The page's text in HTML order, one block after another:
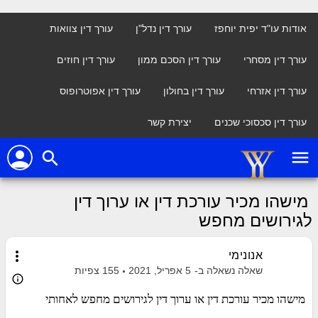
אודות עו"ד יפית יוחפז עורך דין נדל"ן עורך דין צוואות
עורך דין מסחרי עורך דין הסכם ממון עורך דין חוזים
עורך דין אזרחי עורך דין בחולון עורך דין אפוטרופוס
עורך דין סכסוכי שכנים יצירת קשר
menu
search
person
מישהו מכיר עורכת דין או ערוך דין
לגירושים מחפש
more_vert אנונימי
שאלה נשאלה ב- 5 אפריל, 2021 155 צפיות
info_outline
מישהו מכיר עורכת דין או ערוך דין לגירושים מחפש לאחותי